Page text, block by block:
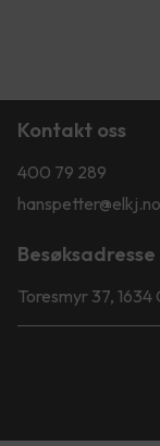
Kontakt oss
400 79 289
hanspetter@elkj.no
Besøksadresse
Toresmyr 37,